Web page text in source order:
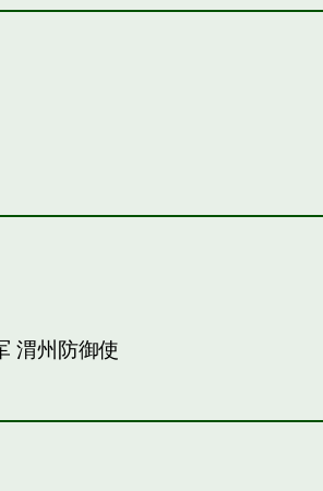
渭州防御使